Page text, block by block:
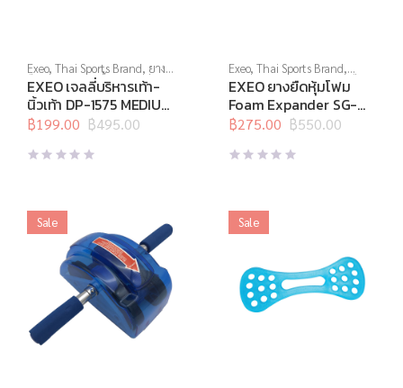
Exeo,Thai Sports Brand, ยาง
ยืด,สร้างกล้ามเนื้อ,สินค้าล็อต
สุดท้าย,อุปกรณ์คลายกล้ามเนื้อ
อุปกรณ์บริหารกาย,อุปกรณ์ยืด
เหยียด,อุปกรณ์เพื่อสุขภาพ
EXEO เจลลี่บริหารเท้า-
นิ้วเท้า DP-1575 MEDIUM
(ส้ม)
฿495.00
Original
price
was:
฿199.00
Current
price
is:
Exeo,Thai Sports Brand,
บริหารแกนกลางลำตัว,ยางยืด
สร้างกล้ามเนื้อ,สินค้าล็อต
สุดท้าย,อุปกรณ์บริหารกาย,
อุปกรณ์ยืดเหยียด,อุปกรณ์เพื่อ
สุขภาพ
EXEO ยางยืดหุ้มโฟม
Foam Expander SG-
1043
฿550.00
Original
price
was:
฿275.00
Current
price
is:
Sale Sale